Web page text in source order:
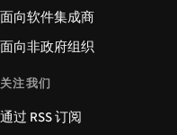
面向软件集成商
面向非政府组织
关注我们
通过 RSS 订阅